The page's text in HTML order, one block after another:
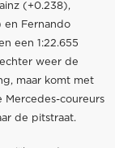
(+0.238),
en Fernando
een 1:22.655
weer de
maar komt met
Mercedes-coureurs
de pitstraat.